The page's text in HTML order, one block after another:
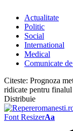
Actualitate
Politic
Social
International
Medical
Comunicate
Citeste: Prognoza
ridicate pentru
Distribuie
Font ResizerAa